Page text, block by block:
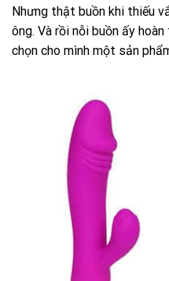
Nhưng thật buồn khi thiếu
ông. Và rồi nỗi buồn ấy
chọn cho mình một sản